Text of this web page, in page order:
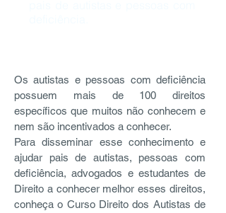
Os autistas e pessoas com deficiência
possuem mais de 100 direitos
específicos que muitos não conhecem e
nem são incentivados a conhecer.
Para disseminar esse conhecimento e
ajudar pais de autistas, pessoas com
deficiência, advogados e estudantes de
Direito a conhecer melhor esses direitos,
conheça o Curso Direito dos Autistas de